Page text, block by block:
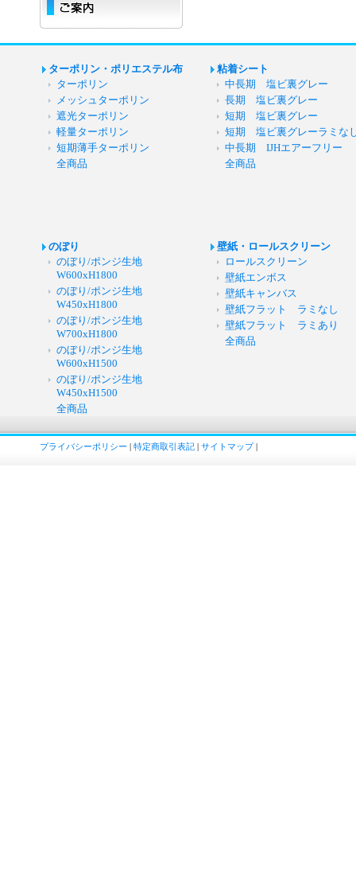
ターポリン・ポリエステル布
ターポリン
メッシュターポリン
遮光ターポリン
軽量ターポリン
短期薄手ターポリン
全商品
粘着シート
中長期 塩ビ裏グレー
長期 塩ビ裏グレー
短期 塩ビ裏グレー
短期 塩ビ裏グレーラミな
中長期 IJHエアーフリー
全商品
のぼり
のぼり/ポンジ生地
W600xH1800
のぼり/ポンジ生地
W450xH1800
のぼり/ポンジ生地
W700xH1800
のぼり/ポンジ生地
W600xH1500
のぼり/ポンジ生地
W450xH1500
全商品
壁紙・ロールスクリーン
ロールスクリーン
壁紙エンボス
壁紙キャンバス
壁紙フラット ラミなし
壁紙フラット ラミあり
全商品
プライバシーポリシー | 特定商取引表記 | サイトマップ|